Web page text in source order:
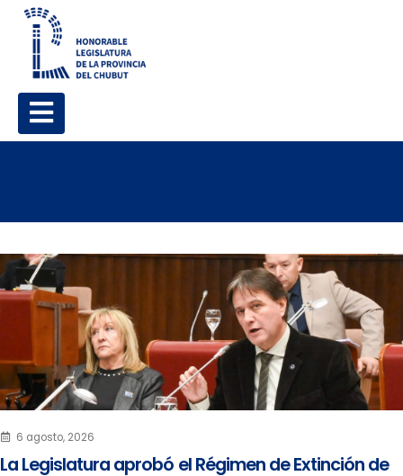
6 agosto, 2026
La Legislatura aprobó el Régimen de Extinción de